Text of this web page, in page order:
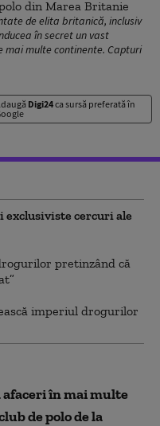
de elita britanică, inclusiv
în secret un vast
mai multe continente. Capturi
Digi24ca sursă preferată în
exclusiviste cercuri ale
pretinzând că
imperiul drogurilor
afaceri în mai multe
de polo de la